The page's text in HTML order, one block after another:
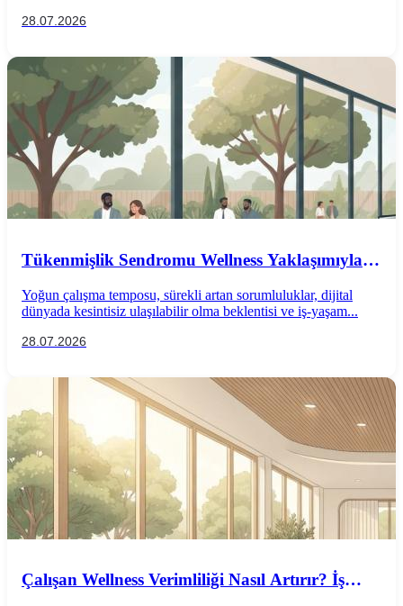
28.07.2026
Tükenmişlik Sendromu Wellness Yaklaşımıyla
Yoğun çalışma temposu, sürekli artan sorumluluklar, dijital
dünyada kesintisiz ulaşılabilir olma beklentisi ve iş-yaşam...
28.07.2026
Çalışan Wellness Verimliliği Nasıl Artırır? İş